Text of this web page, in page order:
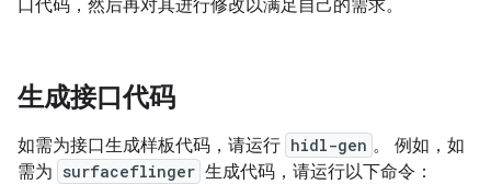
口代码，然后再对其进行修改以满足自己的需求。
生成接口代码
如需为接口生成样板代码，请运行 hidl-gen 。 例如，如
需为 surfaceflinger 生成代码，请运行以下命令：